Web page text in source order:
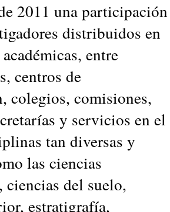
2011 una participación
distribuidos en
entre
centros de
colegios, comisiones,
y servicios en el
tan diversas y
las ciencias
ciencias del suelo,
estratigrafía,